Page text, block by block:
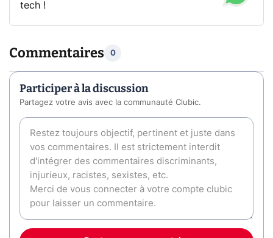
tech !
Commentaires 0
Participer à la discussion
Partagez votre avis avec la communauté Clubic.